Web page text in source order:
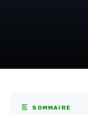
SOMMAIRE